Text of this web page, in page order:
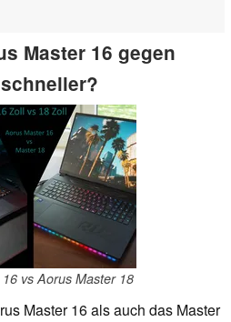
Master 16 gegen
vs Aorus Master 18
Master 16 als auch das Master